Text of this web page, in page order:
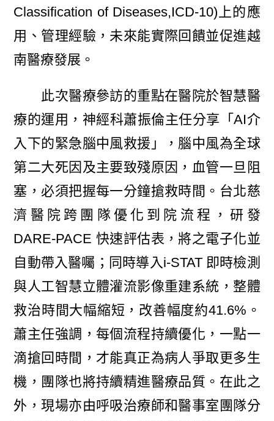
Classification of Diseases,ICD-10)上的應
用、管理經驗，未來能實際回饋並促進越
南醫療發展。
此次醫療參訪的重點在醫院於智慧醫
療的運用，神經科蕭振倫主任分享「AI介
入下的緊急腦中風救援」，腦中風為全球
第二大死因及主要致殘原因，血管一旦阻
塞，必須把握每一分鐘搶救時間。台北慈
濟醫院跨團隊優化到院流程，研發
DARE-PACE 快速評估表，將之電子化並
自動帶入醫囑；同時導入i-STAT 即時檢測
與人工智慧立體灌流影像重建系統，整體
救治時間大幅縮短，改善幅度約41.6%。
蕭主任強調，每個流程持續優化，一點一
滴搶回時間，才能真正為病人爭取更多生
機，團隊也將持續精進醫療品質。在此之
外，現場亦由呼吸治療師和醫事室團隊分